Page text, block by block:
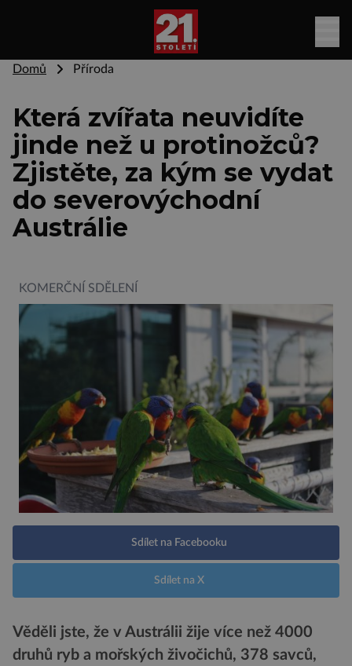
Domů Příroda
Která zvířata neuvidíte
jinde než u protinožců?
Zjistěte, za kým se vydat
do severovýchodní
Austrálie
KOMERČNÍ SDĚLENÍ
Sdílet na Facebooku
Sdílet na X
Věděli jste, že v Austrálii žije více než 4000
druhů ryb a mořských živočichů, 378 savců,